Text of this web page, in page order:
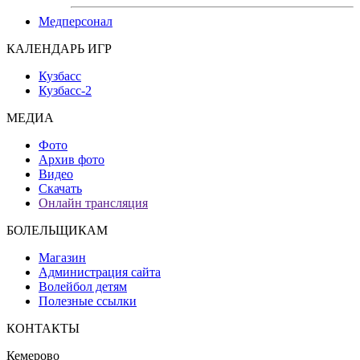
Медперсонал
КАЛЕНДАРЬ ИГР
Кузбасс
Кузбасс-2
МЕДИА
Фото
Архив фото
Видео
Скачать
Онлайн трансляция
БОЛЕЛЬЩИКАМ
Магазин
Администрация сайта
Волейбол детям
Полезные ссылки
КОНТАКТЫ
Кемерово